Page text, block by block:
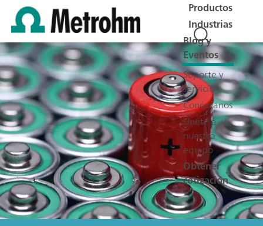
Productos
Industrias
Blog y
Eventos
Soporte y
servicio
Conózcanos
Únete a
nuestro
equipo
Obtener
cotización